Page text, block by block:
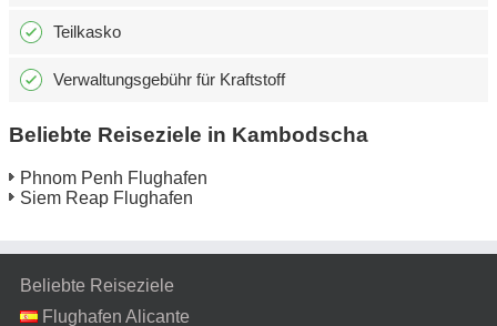
Teilkasko
Verwaltungsgebühr für Kraftstoff
Beliebte Reiseziele in Kambodscha
Phnom Penh Flughafen
Siem Reap Flughafen
Beliebte Reiseziele
Flughafen Alicante